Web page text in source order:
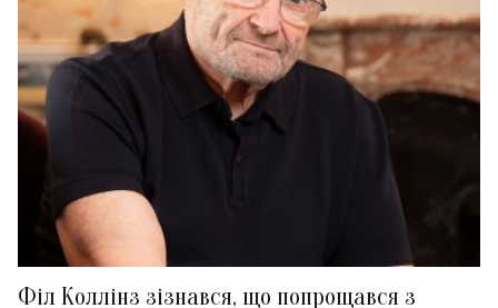
Філ Коллінз зізнався, що попрощався з